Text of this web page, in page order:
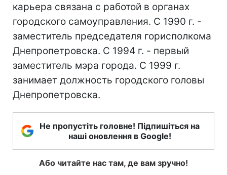
карьера связана с работой в органах
городского самоуправления. С 1990 г. -
заместитель председателя горисполкома
Днепропетровска. С 1994 г. - первый
заместитель мэра города. С 1999 г.
занимает должность городского головы
Днепропетровска.
Не пропустіть головне! Підпишіться на
наші оновлення в Google!
Або читайте нас там, де вам зручно!